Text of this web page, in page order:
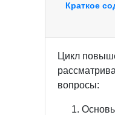
Краткое
Цикл
вопросы: